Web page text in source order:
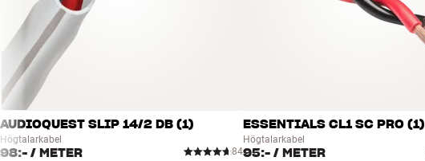
AUDIOQUEST SLIP 14/2 DB (1)
Högtalarkabel
98:- / METER 84
ESSENTIALS CL1 SC PRO (1)
Högtalarkabel
95:- / METER